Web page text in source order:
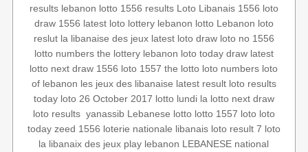
results lebanon lotto 1556 results Loto Libanais 1556 loto
draw 1556 latest loto lottery lebanon lotto Lebanon loto
reslut la libanaise des jeux latest loto draw loto no 1556
lotto numbers the lottery lebanon loto today draw latest
lotto next draw 1556 loto 1557 the lotto loto numbers loto
of lebanon les jeux des libanaise latest result loto results
today loto 26 October 2017 lotto lundi la lotto next draw
loto results yanassib Lebanese lotto lotto 1557 loto loto
today zeed 1556 loterie nationale libanais loto result 7 loto
la libanaix des jeux play lebanon LEBANESE national